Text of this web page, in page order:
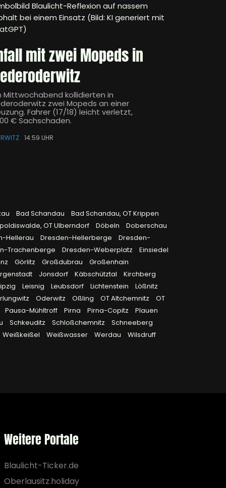
Blaulicht-Reflexion auf nassem
bei einem Einsatz (Bild: KI generiert mit
mit zwei Mopeds in
Mittwochabend kollidierten in
zwei Mopeds an einer
Fahrer (17/18) leicht verletzt,
€ Sachschaden.
14:59 UHR
Bad Schandau
Bad Schandau, OT Krippen
OT Ulberndorf Döbeln
Doberschau
Hellerau Dresden-Hellerberge
Dresden-
Trachenberge Dresden-Weberplatz
Einsiedel
Görlitz Großdubrau
Großenhain
Jonsdorf Käbschütztal
Kirchberg
Leisnig Leubsdorf Lichtenstein
Lößnitz
Oderwitz Oßling OT Altchemnitz
OT
Pausa-Mühltroff Pirna Pirna-Copitz
Plauen
Schkeuditz Schloßchemnitz
Schneeberg
Weißkeißel Weißwasser Werdau
Wilsdruff
Weitere Portale
Blaulicht-Ticker.de
Oberlausitz.holiday